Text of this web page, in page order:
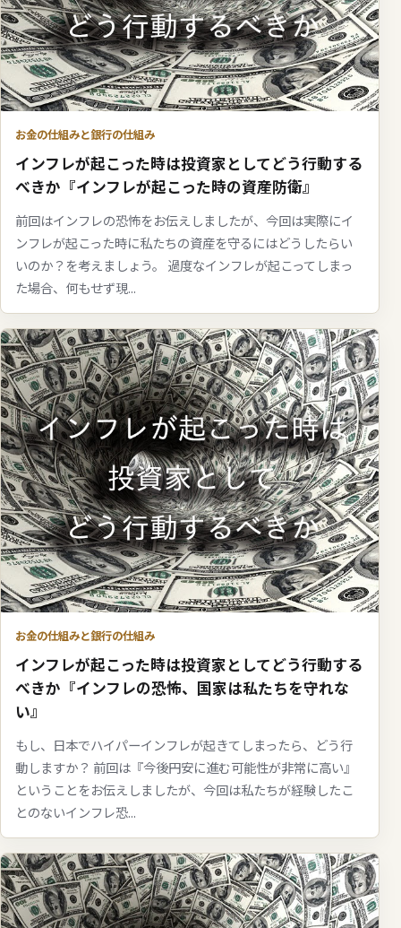
お金の仕組みと銀行の仕組み
インフレが起こった時は投資家としてどう行動する
べきか『インフレが起こった時の資産防衛』
前回はインフレの恐怖をお伝えしましたが、今回は実際にイ
ンフレが起こった時に私たちの資産を守るにはどうしたらい
いのか？を考えましょう。 過度なインフレが起こってしまっ
た場合、何もせず現...
お金の仕組みと銀行の仕組み
インフレが起こった時は投資家としてどう行動する
べきか『インフレの恐怖、国家は私たちを守れな
い』
もし、日本でハイパーインフレが起きてしまったら、どう行
動しますか？ 前回は『今後円安に進む可能性が非常に高い』
ということをお伝えしましたが、今回は私たちが経験したこ
とのないインフレ恐...